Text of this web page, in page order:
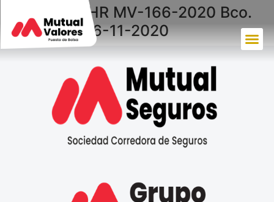
Aclaración HR MV-166-2020 Bco.
Promerica 16-11-2020